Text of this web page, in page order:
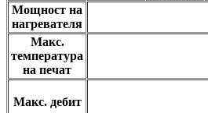
Мощност на
нагревателя
Макс.
температура
на печат
Макс. дебит